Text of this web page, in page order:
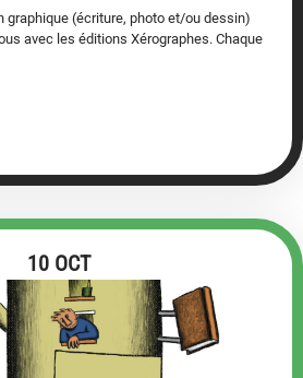
graphique (écriture, photo et/ou dessin)
avec les éditions Xérographes. Chaque
10 OCT